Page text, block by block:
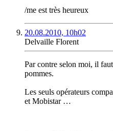
/me est très heureux
20.08.2010, 10h02
Delvaille Florent
Par contre selon moi, il
pommes.
Les seuls opérateurs
et Mobistar …